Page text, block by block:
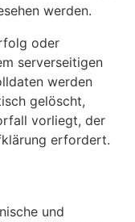
werden.
oder
serverseitigen
werden
gelöscht,
vorliegt, der
erfordert.
und